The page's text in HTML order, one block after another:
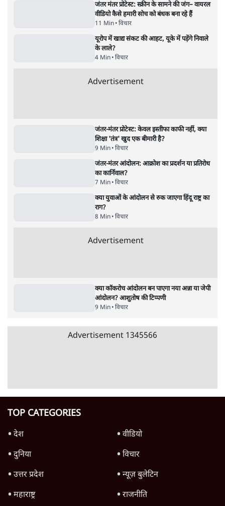
जंतर मंतर प्रोटेस्ट: स्क्रीन के सामने की जंग– वायरल
वीडियो कैसे हमारी सोच को बंधक बना रहे हैं
11 Min• विचार
यूरोप में खाद्य संकट की आहट, यूके में पड़ेंगे निवाले
के लाले?
4 Min• विचार
Advertisement
जंतर-मंतर प्रोटेस्ट: केवल इस्तीफा काफी नहीं, क्या
शिक्षा 'तंत्र' खुद एक बीमारी है?
9 Min• विचार
जंतर-मंतर आंदोलन: आक्रोश का प्रदर्शन या प्रतिरोध
का कार्निवाल?
7 Min• विचार
क्या युवाओं के आंदोलन से रुक जाएगा हिंदू राष्ट्र का
राग?
8 Min• विचार
Advertisement
क्या कॉकरोच आंदोलन बन पाएगा नया अन्ना या जेपी
आंदोलन? आशुतोष की टिप्पणी
9 Min• विचार
Advertisement 1345566
TOP CATEGORIES
देश
वीडियो
दुनिया
विचार
उत्तर प्रदेश
न्यूज़ बुलेटिन
महाराष्ट्र
राजनीति